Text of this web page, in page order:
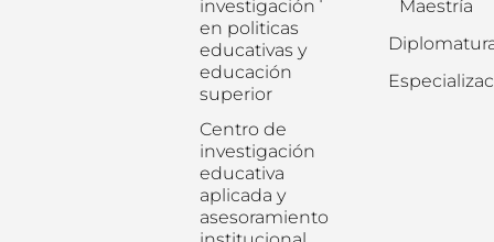
investigación
en politicas
educativas y
educación
superior
Centro de
investigación
educativa
aplicada y
asesoramiento
Maestría